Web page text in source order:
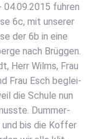
04.09.2015 fuh­ren
6c, mit unse­rer
der 6b in eine
nach Brüg­gen.
Herr Wilms, Frau
Frau Esch beglei­
die Schu­le nun
Dum­mer­
bis die Kof­fer